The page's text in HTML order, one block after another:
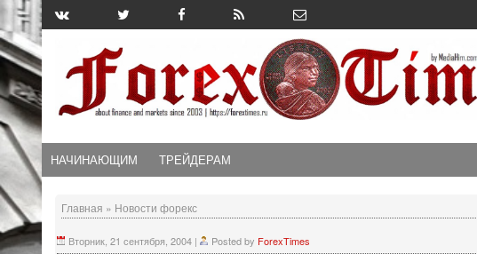
НАЧИНАЮЩИМ ТРЕЙДЕРАМ
Главная » Новости форекс
Вторник, 21 сентября, 2004 | Posted by ForexTimes